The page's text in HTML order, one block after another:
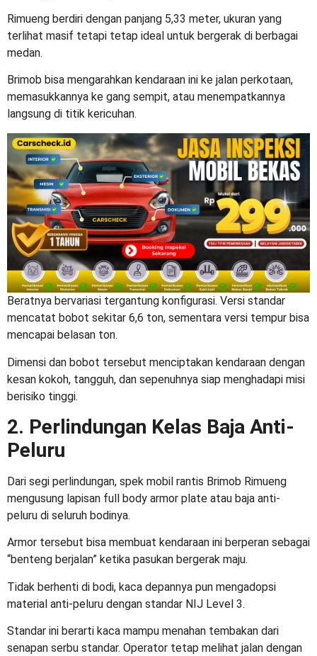
Rimueng berdiri dengan panjang 5,33 meter, ukuran yang
terlihat masif tetapi tetap ideal untuk bergerak di berbagai
medan.
Brimob bisa mengarahkan kendaraan ini ke jalan perkotaan,
memasukkannya ke gang sempit, atau menempatkannya
langsung di titik kericuhan.
Beratnya bervariasi tergantung konfigurasi. Versi standar
mencatat bobot sekitar 6,6 ton, sementara versi tempur bisa
mencapai belasan ton.
Dimensi dan bobot tersebut menciptakan kendaraan dengan
kesan kokoh, tangguh, dan sepenuhnya siap menghadapi misi
berisiko tinggi.
2. Perlindungan Kelas Baja Anti-
Peluru
Dari segi perlindungan, spek mobil rantis Brimob Rimueng
mengusung lapisan full body armor plate atau baja anti-
peluru di seluruh bodinya.
Armor tersebut bisa membuat kendaraan ini berperan sebagai
“benteng berjalan” ketika pasukan bergerak maju.
Tidak berhenti di bodi, kaca depannya pun mengadopsi
material anti-peluru dengan standar NIJ Level 3.
Standar ini berarti kaca mampu menahan tembakan dari
senapan serbu standar. Operator tetap melihat jalan dengan